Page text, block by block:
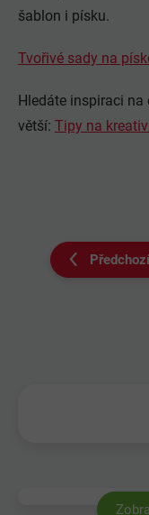
šablon i písku.
Tvořivé sady na
Hledáte inspiraci na
větší: Tipy na